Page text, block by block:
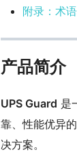
附录：术
产品简介
UPS Guard 是
靠、性能优异
决方案。